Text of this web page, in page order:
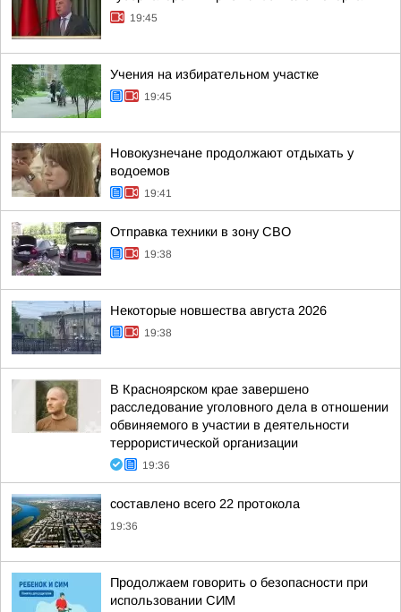
19:45
Учения на избирательном участке
19:45
Новокузнечане продолжают отдыхать у
водоемов
19:41
Отправка техники в зону СВО
19:38
Некоторые новшества августа 2026
19:38
В Красноярском крае завершено
расследование уголовного дела в отношении
обвиняемого в участии в деятельности
террористической организации
19:36
составлено всего 22 протокола
19:36
Продолжаем говорить о безопасности при
использовании СИМ